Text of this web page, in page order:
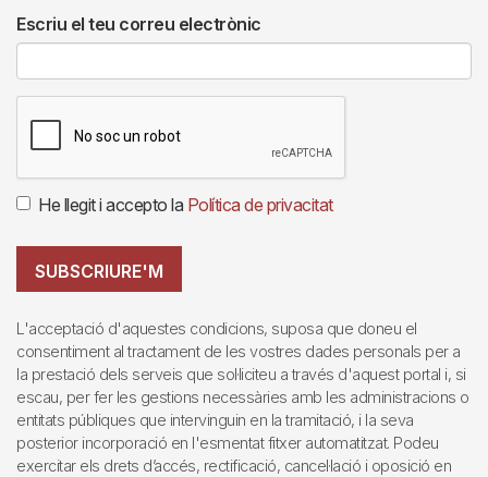
Escriu el teu correu electrònic
He llegit i accepto la Política de privacitat
SUBSCRIURE'M
L'acceptació d'aquestes condicions, suposa que doneu el
consentiment al tractament de les vostres dades personals per a
la prestació dels serveis que sol·liciteu a través d'aquest portal i, si
escau, per fer les gestions necessàries amb les administracions o
entitats públiques que intervinguin en la tramitació, i la seva
posterior incorporació en l'esmentat fitxer automatitzat. Podeu
exercitar els drets d’accés, rectificació, cancel·lació i oposició en